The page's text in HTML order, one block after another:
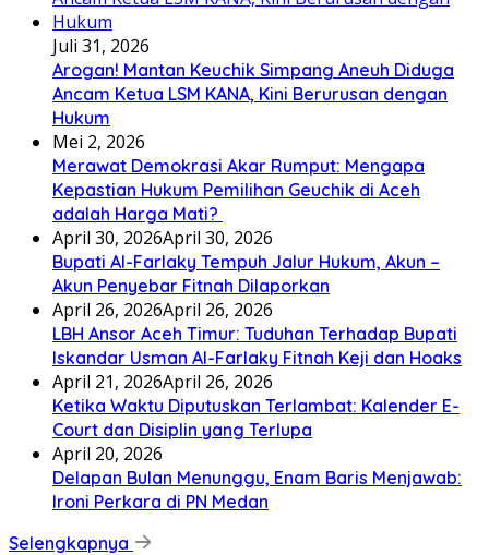
Juli 31, 2026
Arogan! Mantan Keuchik Simpang Aneuh Diduga
Ancam Ketua LSM KANA, Kini Berurusan dengan
Hukum
Mei 2, 2026
Merawat Demokrasi Akar Rumput: Mengapa
Kepastian Hukum Pemilihan Geuchik di Aceh
adalah Harga Mati? ‎
April 30, 2026April 30, 2026
Bupati Al-Farlaky Tempuh Jalur Hukum, Akun –
Akun Penyebar Fitnah Dilaporkan
April 26, 2026April 26, 2026
LBH Ansor Aceh Timur: Tuduhan Terhadap Bupati
Iskandar Usman Al-Farlaky Fitnah Keji dan Hoaks
April 21, 2026April 26, 2026
Ketika Waktu Diputuskan Terlambat: Kalender E-
Court dan Disiplin yang Terlupa
April 20, 2026
Delapan Bulan Menunggu, Enam Baris Menjawab:
Ironi Perkara di PN Medan
Selengkapnya